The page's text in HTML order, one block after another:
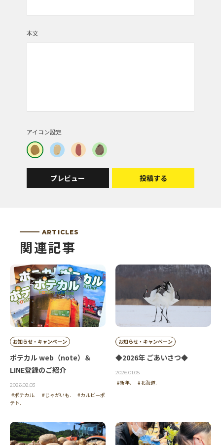
投稿者 | 青葡萄
(・∀・)ｲｲﾈ!!
素敵なカレンダーが出来ますね。
投稿者 | もん助
投稿者 | ぴぴ
どれも良くて迷います
投稿者 | てん
広い 雄大 まさに北海道
投稿者 | 矢沢
写真ばかりですね。
投稿者 | 貴代江2618
本文
アイコン設定
プレビュー 投稿する
ARTICLES
関連記事
お知らせ・キャンペーン
ポテカル web（note）＆
LINE登録のご紹介
2026.02.03
#ポテカル. #じゃがいも.
#カルビーポ
テト.
お知らせ・キャンペーン
◆2026年 ごあいさつ◆
2026.01.05
#新年. #北海道.